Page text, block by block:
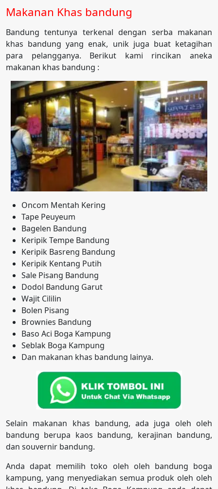
Makanan Khas bandung
Bandung tentunya terkenal dengan serba makanan
khas bandung yang enak, unik juga buat ketagihan
para pelangganya. Berikut kami rincikan aneka
makanan khas bandung :
Oncom Mentah Kering
Tape Peuyeum
Bagelen Bandung
Keripik Tempe Bandung
Keripik Basreng Bandung
Keripik Kentang Putih
Sale Pisang Bandung
Dodol Bandung Garut
Wajit Cililin
Bolen Pisang
Brownies Bandung
Baso Aci Boga Kampung
Seblak Boga Kampung
Dan makanan khas bandung lainya.
Selain makanan khas bandung, ada juga oleh oleh
bandung berupa kaos bandung, kerajinan bandung,
dan souvernir bandung.
Anda dapat memilih toko oleh oleh bandung boga
kampung, yang menyediakan semua produk oleh oleh